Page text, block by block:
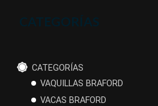
CATEGORÍAS
CATEGORÍAS
VAQUILLAS BRAFORD
VACAS BRAFORD